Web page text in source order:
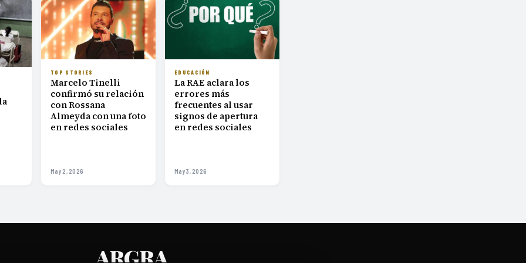
TOP STORIES
Marcelo Tinelli
confirmó su relación
con Rossana
Almeyda con una foto
en redes sociales
May 2, 2026
EDUCACIÓN
La RAE aclara los
errores más
frecuentes al usar
signos de apertura
en redes sociales
May 3, 2026
ARGRA